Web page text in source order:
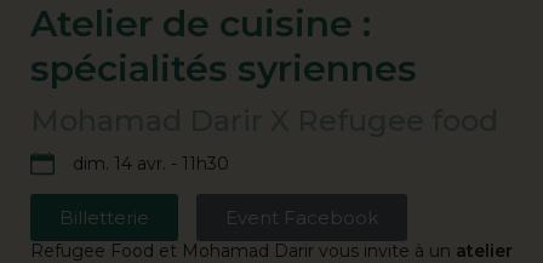
Atelier de cuisine :
spécialités syriennes
dim. 14 avr. - 11h30
Billetterie Event Facebook
Refugee Food et Mohamad Darir vous invite à un atelier